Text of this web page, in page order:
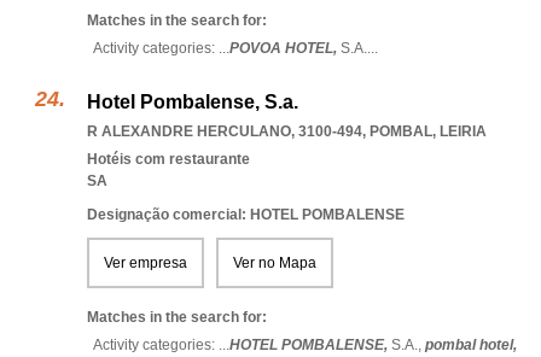
Matches in the search for:
Activity categories: ...POVOA HOTEL, S.A....
Hotel Pombalense, S.a.
R ALEXANDRE HERCULANO, 3100-494, POMBAL, LEIRIA
Hotéis com restaurante
SA
Designação comercial: HOTEL POMBALENSE
Ver empresa Ver no Mapa
Matches in the search for:
Activity categories: ...HOTEL POMBALENSE, S.A., pombal hotel,